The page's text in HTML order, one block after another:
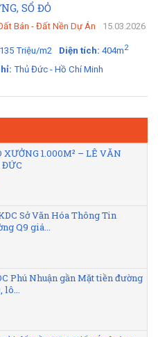
SỔ ĐỎ
Bán - Đất Nền Dự Án 15.03.2026
135 Triệu/m2 Diện tích: 404m2
Thủ Đức - Hồ Chí Minh
1.000M² – LÊ VĂN
ĐỨC
Sở Văn Hóa Thông Tin
Q9 giá...
Phú Nhuận gần Mặt tiền đường
lô...